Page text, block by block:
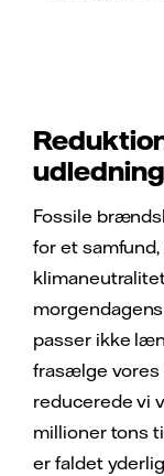
Fossile
for et
passer ikke
frasælge vores
reducerede vi
millioner tons
er faldet